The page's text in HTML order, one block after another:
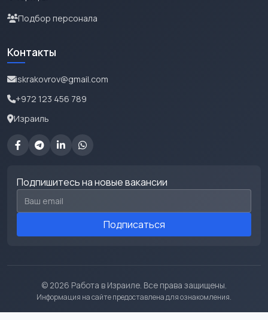
Подбор персонала
Контакты
iskrakovrov@gmail.com
+972 123 456 789
Израиль
Подпишитесь на новые вакансии
Email для подписки
Подписаться
© 2026 Работа в Израиле. Все права защищены.
Информация на сайте предоставлена для ознакомления.